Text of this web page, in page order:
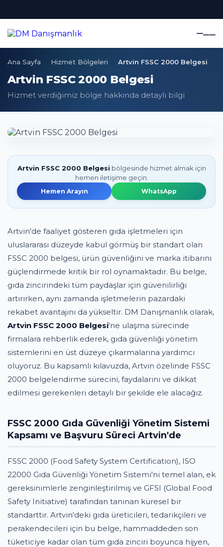
Ana Sayfa Hizmet Bölgeleri Artvin FSSC 2000 Belgesi
Artvin FSSC 2000 Belgesi
Hizmet verdiğimiz bölge hakkında detaylı bilgi
Artvin FSSC 2000 Belgesi bölgesinde hizmet almak için
hemen iletişime geçin.
Hemen Arayın WhatsApp
Artvin'de faaliyet gösteren gıda işletmeleri için
uluslararası düzeyde kabul görmüş bir standart olan
FSSC 2000 belgesi, ürün güvenliğini ve marka itibarını
güçlendirmede kritik bir rol oynamaktadır. Bu belge,
gıda zincirindeki tüm paydaşlar için güvenilirliği
artırırken, aynı zamanda işletmelerin pazardaki
rekabet avantajını da yükseltir. DM Danışmanlık olarak,
Artvin FSSC 2000 Belgesi'ne ulaşma sürecinde
firmalara rehberlik ederek, gıda güvenliği yönetim
sistemlerini en üst düzeye çıkarmalarına yardımcı
oluyoruz. Bu kapsamlı kılavuzda, Artvin özelinde FSSC
2000 belgelendirme sürecini, faydalarını ve dikkat
edilmesi gerekenleri detaylı bir şekilde ele alacağız.
FSSC 2000 Gıda Güvenliği Yönetim Sistemi
Kapsamı ve Başvuru Süreci Artvin'de
FSSC 2000 (Food Safety System Certification), ISO
22000 Gıda Güvenliği Yönetim Sistemi'ni temel alan, ek
gereksinimlerle zenginleştirilmiş ve GFSI (Global Food
Safety Initiative) tarafından tanınan küresel bir
standarttır. Artvin'deki gıda üreticileri, tedarikçileri ve
perakendecileri için bu belge, hammaddeden son
tüketiciye kadar olan tüm gıda zinciri boyunca hijyen,